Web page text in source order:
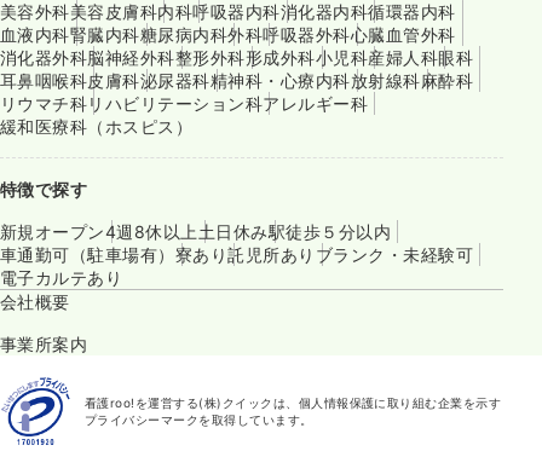
美容外科美容皮膚科内科呼吸器内科消化器内科循環器内科
血液内科腎臓内科糖尿病内科外科呼吸器外科心臓血管外科
消化器外科脳神経外科整形外科形成外科小児科産婦人科眼科
耳鼻咽喉科皮膚科泌尿器科精神科・心療内科放射線科麻酔科
リウマチ科リハビリテーション科アレルギー科
緩和医療科（ホスピス）
特徴で探す
新規オープン4週8休以上 土日休み駅徒歩５分以内
車通勤可（駐車場有） 寮あり託児所あり ブランク・未経験可
電子カルテあり
会社概要
事業所案内
看護roo!を運営する(株)クイックは、個人情報保護に取り組む企業を示す
プライバシーマークを取得しています。